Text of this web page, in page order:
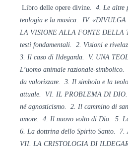
Libro delle opere divine. 4. Le altre
teologia e la musica. IV.
LA VISIONE ALLA FONTE DELLA
testi fondamentali. 2. Visioni e
3. Il caso di Ildegarda. V. UNA
L’uomo animale razionale-simbolico.
da valorizzare. 3. Il simbolo e la
attuale. VI. IL PROBLEMA DI DIO.
né agnosticismo. 2. Il cammino di
amore. 4. Il nuovo volto di Dio. 5.
6. La dottrina dello Spirito Santo. 7.
VII. LA CRISTOLOGIA DI